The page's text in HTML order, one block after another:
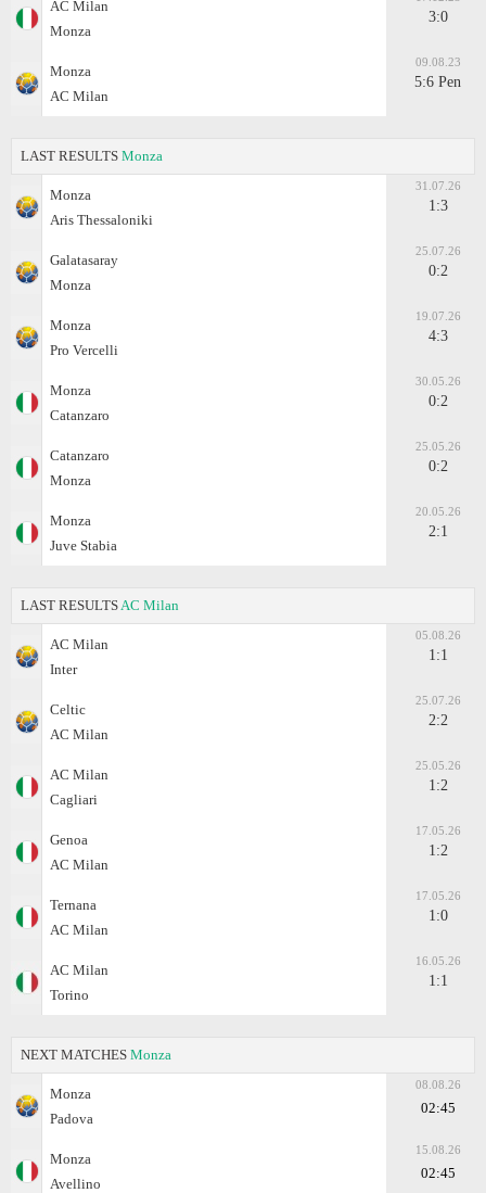
AC Milan
Monza
3:0
Monza
AC Milan
09.08.23
5:6 Pen
LAST RESULTS Monza
Monza
Aris Thessaloniki
31.07.26
1:3
Galatasaray
Monza
25.07.26
0:2
Monza
Pro Vercelli
19.07.26
4:3
Monza
Catanzaro
30.05.26
0:2
Catanzaro
Monza
25.05.26
0:2
Monza
Juve Stabia
20.05.26
2:1
LAST RESULTS AC Milan
AC Milan
Inter
05.08.26
1:1
Celtic
AC Milan
25.07.26
2:2
AC Milan
Cagliari
25.05.26
1:2
Genoa
AC Milan
17.05.26
1:2
Ternana
AC Milan
17.05.26
1:0
AC Milan
Torino
16.05.26
1:1
NEXT MATCHES Monza
Monza
Padova
08.08.26
02:45
Monza
Avellino
15.08.26
02:45